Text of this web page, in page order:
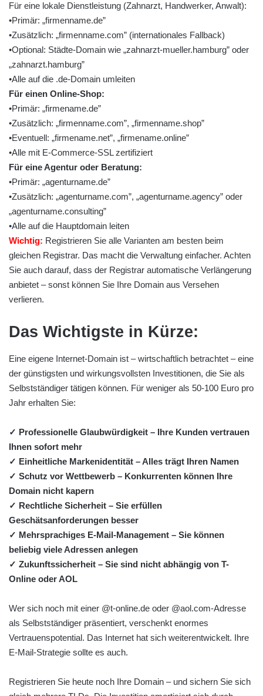
Für eine lokale Dienstleistung (Zahnarzt, Handwerker, Anwalt):
•Primär: „firmenname.de”
•Zusätzlich: „firmenname.com” (internationales Fallback)
•Optional: Städte-Domain wie „zahnarzt-mueller.hamburg” oder
„zahnarzt.hamburg”
•Alle auf die .de-Domain umleiten
Für einen Online-Shop:
•Primär: „firmename.de”
•Zusätzlich: „firmenname.com”, „firmenname.shop”
•Eventuell: „firmename.net”, „firmename.online”
•Alle mit E-Commerce-SSL zertifiziert
Für eine Agentur oder Beratung:
•Primär: „agenturname.de”
•Zusätzlich: „agenturname.com”, „agenturname.agency” oder
„agenturname.consulting”
•Alle auf die Hauptdomain leiten
Wichtig: Registrieren Sie alle Varianten am besten beim
gleichen Registrar. Das macht die Verwaltung einfacher. Achten
Sie auch darauf, dass der Registrar automatische Verlängerung
anbietet – sonst können Sie Ihre Domain aus Versehen
verlieren.
Das Wichtigste in Kürze:
Eine eigene Internet-Domain ist – wirtschaftlich betrachtet – eine
der günstigsten und wirkungsvollsten Investitionen, die Sie als
Selbstständiger tätigen können. Für weniger als 50-100 Euro pro
Jahr erhalten Sie:
✓ Professionelle Glaubwürdigkeit – Ihre Kunden vertrauen
Ihnen sofort mehr
✓ Einheitliche Markenidentität – Alles trägt Ihren Namen
✓ Schutz vor Wettbewerb – Konkurrenten können Ihre
Domain nicht kapern
✓ Rechtliche Sicherheit – Sie erfüllen
Geschätsanforderungen besser
✓ Mehrsprachiges E-Mail-Management – Sie können
beliebig viele Adressen anlegen
✓ Zukunftssicherheit – Sie sind nicht abhängig von T-
Online oder AOL
Wer sich noch mit einer @t-online.de oder @aol.com-Adresse
als Selbstständiger präsentiert, verschenkt enormes
Vertrauenspotential. Das Internet hat sich weiterentwickelt. Ihre
E-Mail-Strategie sollte es auch.
Registrieren Sie heute noch Ihre Domain – und sichern Sie sich